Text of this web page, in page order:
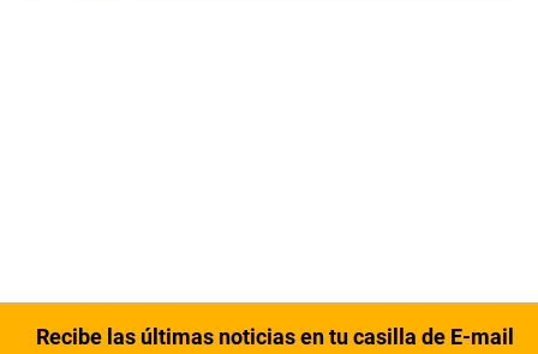
Recibe las últimas noticias en tu casilla de E-mail